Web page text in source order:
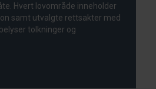
Hvert lovområde inneholder
samt utvalgte rettsakter med
tolkninger og